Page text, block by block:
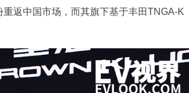
返中国市场，而其旗下基于丰田TNGA-K